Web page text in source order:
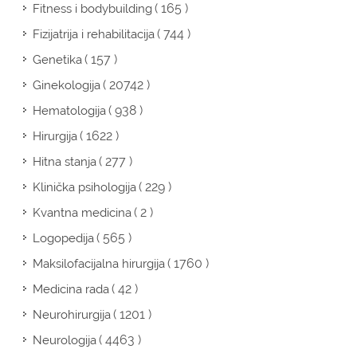
Fitness i bodybuilding( 165 )
Fizijatrija i rehabilitacija( 744 )
Genetika( 157 )
Ginekologija( 20742 )
Hematologija( 938 )
Hirurgija( 1622 )
Hitna stanja( 277 )
Klinička psihologija( 229 )
Kvantna medicina( 2 )
Logopedija( 565 )
Maksilofacijalna hirurgija( 1760 )
Medicina rada( 42 )
Neurohirurgija( 1201 )
Neurologija( 4463 )